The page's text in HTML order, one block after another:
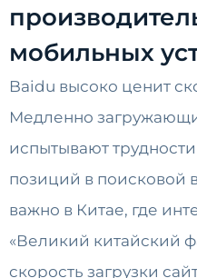
мобильных
Baidu высоко ценит
Медленно
испытывают
позиций в поисковой
важно в Китае, где
«Великий китайский
скорость загрузки